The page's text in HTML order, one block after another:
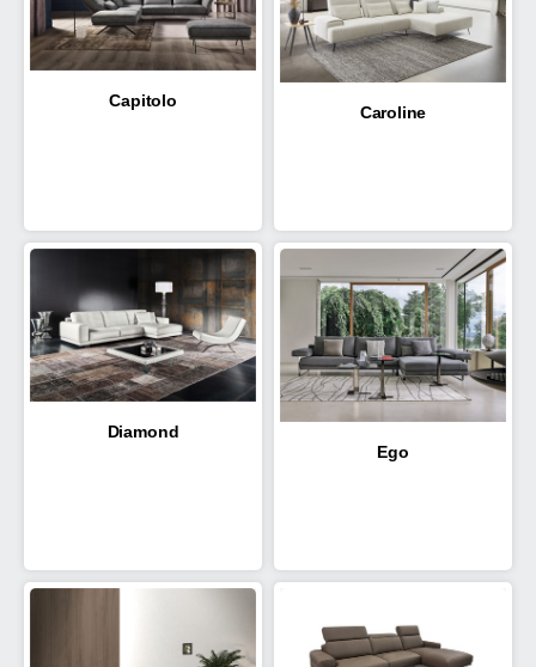
Capitolo
Caroline
Diamond
Ego